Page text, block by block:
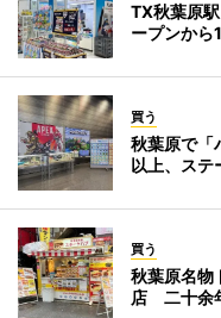
TX秋葉原
ープンから
買う
秋葉原で
以上、ステ
買う
秋葉原名物
店 二十余